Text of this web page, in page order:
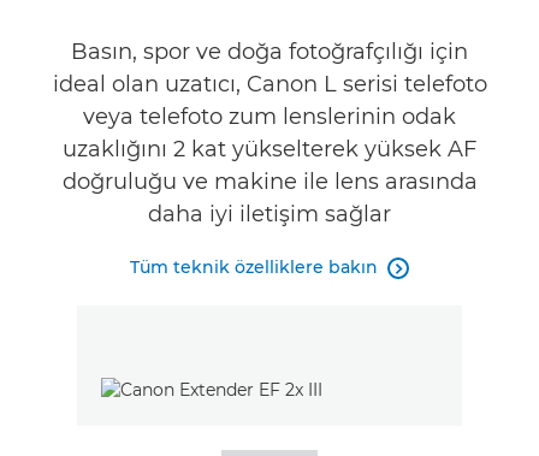
Basın, spor ve doğa fotoğrafçılığı için
ideal olan uzatıcı, Canon L serisi telefoto
veya telefoto zum lenslerinin odak
uzaklığını 2 kat yükselterek yüksek AF
doğruluğu ve makine ile lens arasında
daha iyi iletişim sağlar
Tüm teknik özelliklere bakın 